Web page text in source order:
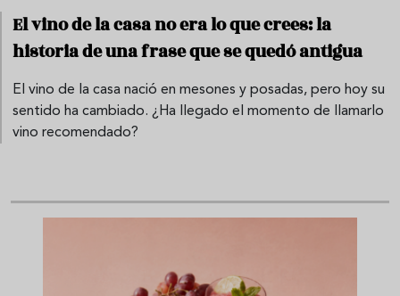
El vino de la casa no era lo que crees: la
historia de una frase que se quedó antigua
El vino de la casa nació en mesones y posadas, pero hoy su
sentido ha cambiado. ¿Ha llegado el momento de llamarlo
vino recomendado?